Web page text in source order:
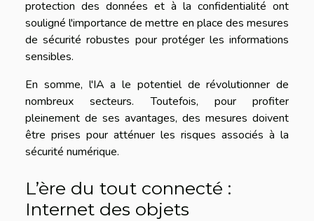
protection des données et à la confidentialité ont
souligné l'importance de mettre en place des mesures
de sécurité robustes pour protéger les informations
sensibles.
En somme, l'IA a le potentiel de révolutionner de
nombreux secteurs. Toutefois, pour profiter
pleinement de ses avantages, des mesures doivent
être prises pour atténuer les risques associés à la
sécurité numérique.
L’ère du tout connecté :
Internet des objets